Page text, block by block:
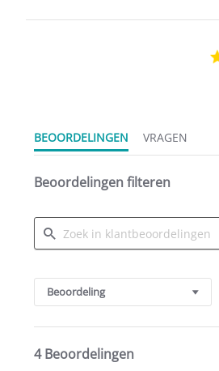
BEOORDELINGEN
VRAGEN
Beoordelingen filteren
Reviews
Beoordeling
4 Beoordelingen